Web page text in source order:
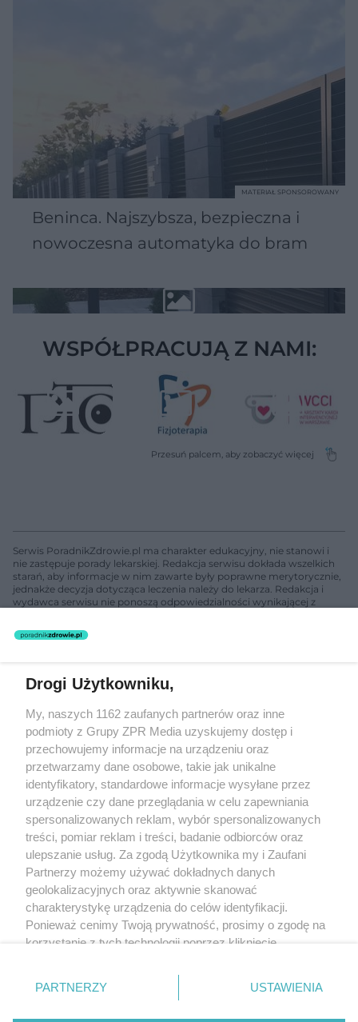
Beninca. Najszybsza, bezpieczna i
nowoczesna automatyka do bram
MATERIAŁ SPONSOROWANY
WSPÓŁPRACUJĄ Z NAMI:
Serwis PoradnikZdrowie.pl ma charakter edukacyjny, nie stanowi i
nie zastępuje porady lekarskiej. Redakcja serwisu dokłada wszelkich
starań, aby informacje w nim zawarte były poprawne merytorycznie,
jednakże decyzja dotycząca leczenia należy do lekarza. Redakcja i
wydawca serwisu nie ponoszą odpowiedzialności wynikającej z
świadczeń zdrowotnych w rozumieniu art. 3 ust 1 ustawy o
rozpowszechniany lub dalej rozpowszechniany w jakikolwiek sposób
(w tym także elektroniczny lub mechaniczny) na jakimkolwiek polu
eksploatacji w jakiejkolwiek formie, włącznie z umieszczaniem w
Internecie bez pisemnej zgody właściciela praw. Jakiekolwiek użycie
lub wykorzystanie utworów w całości lub w części z naruszeniem
prawa, tzn. bez właściwej zgody, jest zabronione pod groźbą kary i
może być ścigane prawnie.
O nas
Informacje prawne
Nasze serwisy
Drogi Użytkowniku,
My, naszych 1162 zaufanych partnerów oraz inne
podmioty z Grupy ZPR Media uzyskujemy dostęp i
przechowujemy informacje na urządzeniu oraz
przetwarzamy dane osobowe, takie jak unikalne
identyfikatory, standardowe informacje wysyłane przez
urządzenie czy dane przeglądania w celu zapewniania
spersonalizowanych reklam, wybór spersonalizowanych
treści, pomiar reklam i treści, badanie odbiorców oraz
ulepszanie usług. Za zgodą Użytkownika my i Zaufani
Partnerzy możemy używać dokładnych danych
geolokalizacyjnych oraz aktywnie skanować
charakterystykę urządzenia do celów identyfikacji.
Ponieważ cenimy Twoją prywatność, prosimy o zgodę na
korzystanie z tych technologii poprzez kliknięcie
zmienić/wycofać klikając przycisk ustawień prywatności
znajdujący się w lewym dolnym rogu strony
rodzaje przetwarzania danych nie wymagają zgody
PARTNERZY USTAWIENIA